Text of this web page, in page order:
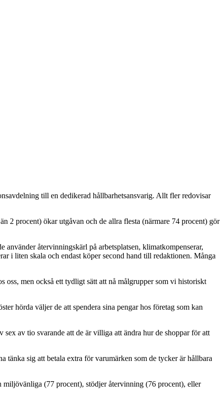
till en dedikerad hållbarhetsansvarig. Allt fler redovisar
2 procent) ökar utgåvan och de allra flesta (närmare 74 procent) gör
återvinningskärl på arbetsplatsen, klimatkompenserar,
i liten skala och endast köper second hand till redaktionen. Många
oss, men också ett tydligt sätt att nå målgrupper som vi historiskt
hörda väljer de att spendera sina pengar hos företag som kan
av tio svarande att de är villiga att ändra hur de shoppar för att
sig att betala extra för varumärken som de tycker är hållbara
miljövänliga (77 procent), stödjer återvinning (76 procent), eller